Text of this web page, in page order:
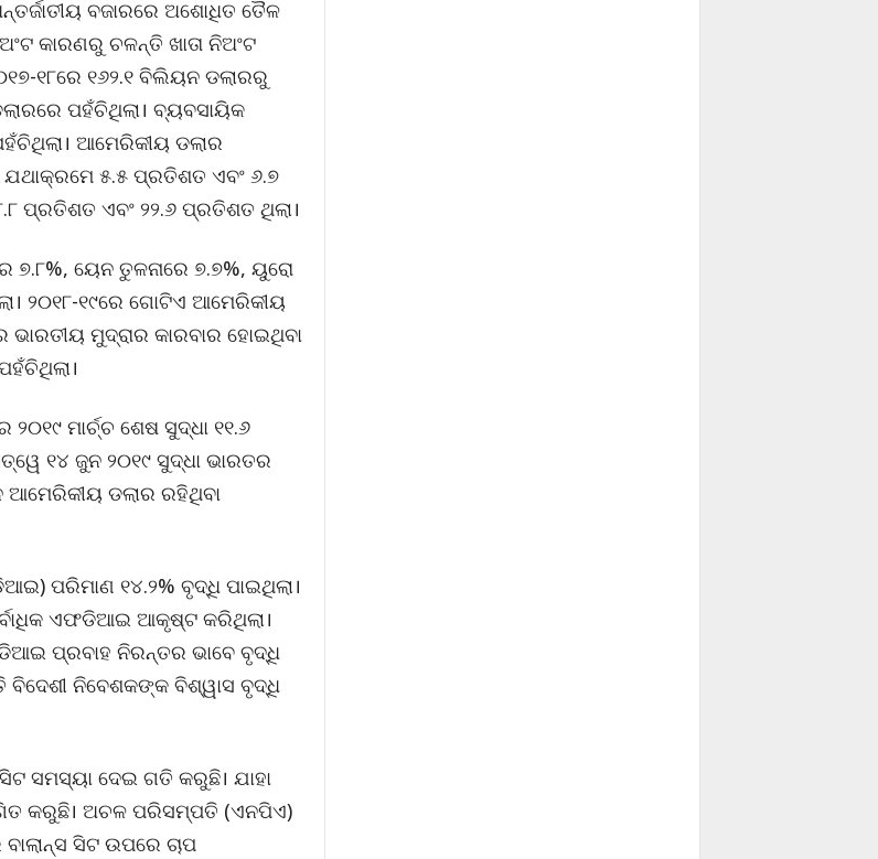
ବଜାରରେ ଅଶୋଧିତ ତୈଳ
କାରଣରୁ ଚଳନ୍ତି ଖାତା ନିଅଂଟ
୧୮ରେ ୧୬୨.୧ ବିଲିୟନ ଡଲାରରୁ
ପହଁଚିଥିଲା। ବ୍ୟବସାୟିକ
ଆମେରିକୀୟ ଡଲାର
ଯଥାକ୍ରମେ ୫.୫ ପ୍ରତିଶତ ଏବଂ ୬.୭
ପ୍ରତିଶତ ଏବଂ ୨୨.୬ ପ୍ରତିଶତ ଥିଲା।
ୟେନ ତୁଳନାରେ ୭.୭%, ୟୁରୋ
୨୦୧୮-୧୯ରେ ଗୋଟିଏ ଆମେରିକୀୟ
ମୁଦ୍ରାର କାରବାର ହୋଇଥିବା
ମାର୍ଚ୍ଚ ଶେଷ ସୁଦ୍ଧା ୧୧.୬
୧୪ ଜୁନ ୨୦୧୯ ସୁଦ୍ଧା ଭାରତର
ଡଲାର ରହିଥିବା
ପରିମାଣ ୧୪.୨% ବୃଦ୍ଧି ପାଇଥିଲା।
ଏଫଡିଆଇ ଆକୃଷ୍ଟ କରିଥିଲା।
ପ୍ରବାହ ନିରନ୍ତର ଭାବେ ବୃଦ୍ଧି
ବିଦେଶୀ ନିବେଶକଙ୍କ ବିଶ୍ୱାସ ବୃଦ୍ଧି
ସମସ୍ୟା ଦେଇ ଗତି କରୁଛି। ଯାହା
କରୁଛି। ଅଚଳ ପରିସମ୍ପତି (ଏନପିଏ)
ସିଟ ଉପରେ ଚାପ